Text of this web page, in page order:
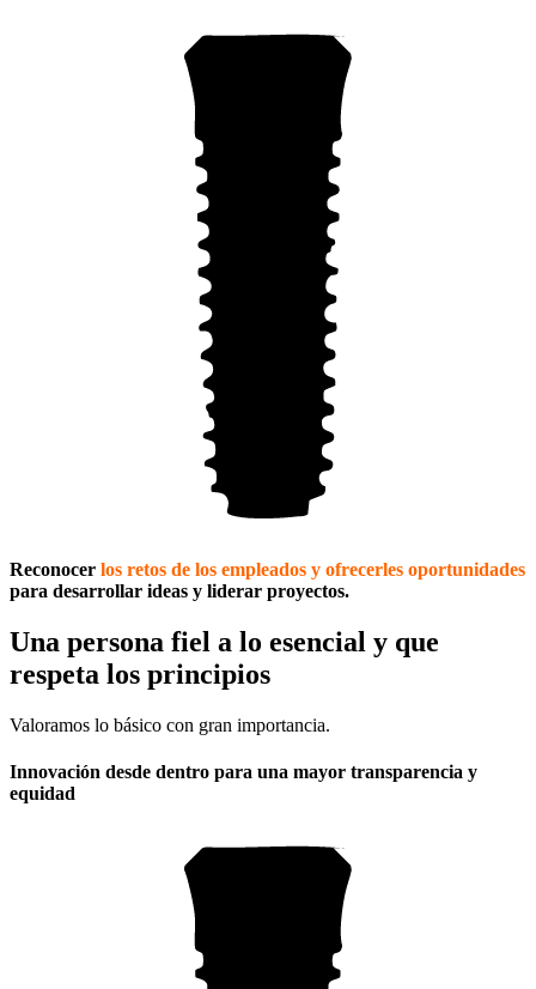
Reconocer los retos de los empleados y ofrecerles oportunidades
para desarrollar ideas y liderar proyectos.
Una persona fiel a lo esencial y que
respeta los principios
Valoramos lo básico con gran importancia.
Innovación desde dentro para una mayor transparencia y
equidad